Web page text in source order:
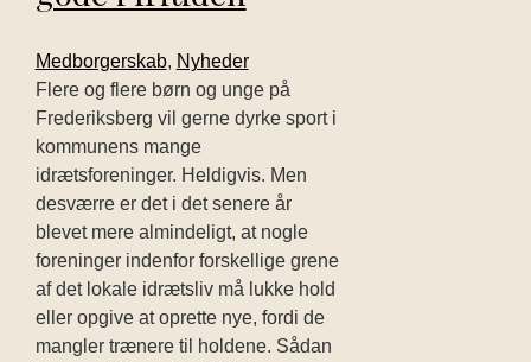
Medborgerskab, Nyheder
Flere og flere børn og unge på
Frederiksberg vil gerne dyrke sport i
kommunens mange
idrætsforeninger. Heldigvis. Men
desværre er det i det senere år
blevet mere almindeligt, at nogle
foreninger indenfor forskellige grene
af det lokale idrætsliv må lukke hold
eller opgive at oprette nye, fordi de
mangler trænere til holdene. Sådan